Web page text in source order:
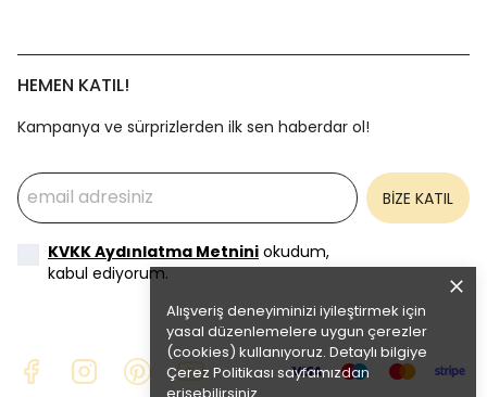
Alışveriş deneyiminizi iyileştirmek için
yasal düzenlemelere uygun çerezler
(cookies) kullanıyoruz. Detaylı bilgiye
Çerez Politikası sayfamızdan
HEMEN KATIL!
Kampanya ve sürprizlerden ilk sen haberdar ol!
BİZE KATIL
KVKK Aydınlatma Metnini okudum,
kabul ediyorum.